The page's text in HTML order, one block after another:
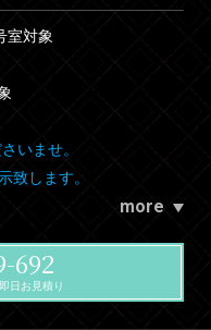
室対象
いませ。
致します。
more
692
日お見積り